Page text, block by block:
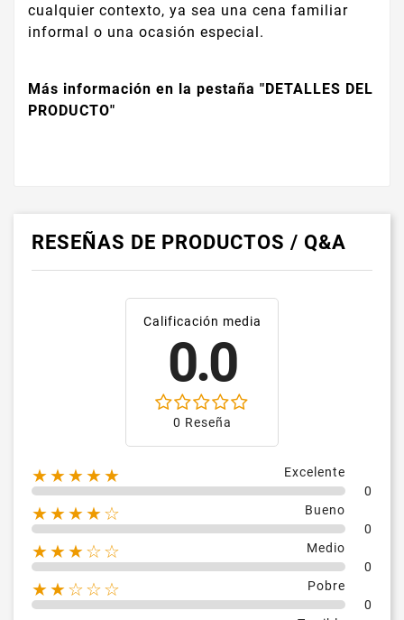
cualquier contexto, ya sea una cena familiar
informal o una ocasión especial.
Más información en la pestaña "DETALLES DEL
PRODUCTO"
RESEÑAS DE PRODUCTOS / Q&A
Calificación media
0.0
0 Reseña
★★★★★
Excelente
0
★★★★☆
Bueno
0
★★★☆☆
Medio
0
★★☆☆☆
Pobre
0